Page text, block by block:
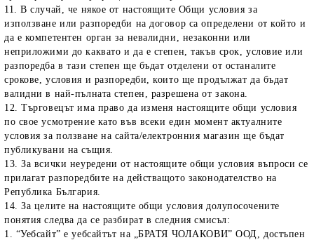
11. В случай, че някое от настоящите Общи условия за
използване или разпоредби на договор са определени от който и
да е компетентен орган за невалидни, незаконни или
неприложими до каквато и да е степен, такъв срок, условие или
разпоредба в тази степен ще бъдат отделени от останалите
срокове, условия и разпоредби, които ще продължат да бъдат
валидни в най-пълната степен, разрешена от закона.
12. Търговецът има право да изменя настоящите общи условия
по свое усмотрение като във всеки един момент актуалните
условия за ползване на сайта/електронния магазин ще бъдат
публикувани на същия.
13. За всички неуредени от настоящите общи условия въпроси се
прилагат разпоредбите на действащото законодателство на
Република България.
14. За целите на настоящите общи условия долупосочените
понятия следва да се разбират в следния смисъл:
1. “Уебсайт” е уебсайтът на „БРАТЯ ЧОЛАКОВИ” ООД, достъпен